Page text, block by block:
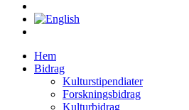
Hem
Bidrag
Kulturstipendiater
Forskningsbidrag
Kulturbidrag